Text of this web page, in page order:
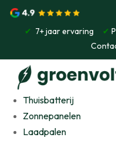
✔ 7+ jaar ervaring ✔
Thuisbatterij
Zonnepanelen
Laadpalen